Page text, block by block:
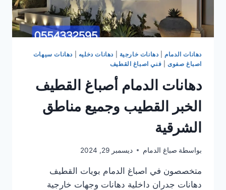
دهانات الدمام| دهانات خارجية دهانات دخليه
دهانات سيهات
اصباغ صفوى| فني اصباغ القطيف
دهانات الدمام أصباغ القطيف
الخبر القطيب وجميع مناطق
الشرقية
بواسطة صباغ الدمام ديسمبر 29, 2024
متخصصون في اصباغ الدمام بويات القطيف
دهانات جدران داخلية دهانات وجهات خارجية